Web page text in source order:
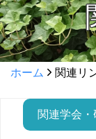
ホーム 関連リ
関連学会・